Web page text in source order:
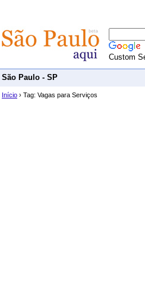
Custom
São Paulo - SP
Início › Tag: Vagas para Serviços